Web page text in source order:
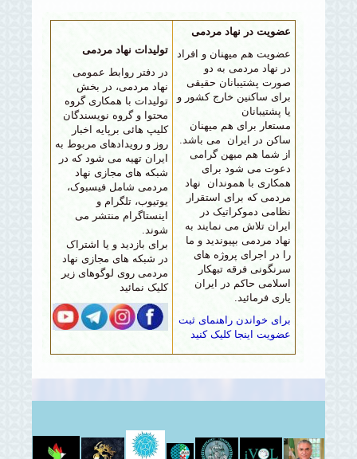
عضویت در نهاد مردمی
عضویت هم میهنان و افراد
در نهاد مردمی به دو
صورت پشتیبانان حقیقی
برای ساکنین خارج کشور و
یا پشتیبانان
مستعار برای هم میهنان
ساکن در ایران می باشد.
از شما هم میهن گرامی
دعوت می شود برای
همکاری با هموندان نهاد
مردمی که برای استقرار
نظامی دموکراتیک در
ایران تلاش می نمایند به
نهاد مردمی بپیوندید و ما
را در اجرای پروژه های
سرنگونی فرقه تبهکار
اسلامی حاکم در ایران
یاری فرمائید.
برای خواندن راهنمای ثبت
عضویت اینجا کلیک کنید
تولیدات نهاد مردمی
در دفتر روابط عمومی
نهاد مردمی، در بخش
تولیدات با همکاری گروه
محتوا و گروه نویسندگان
کلیپ هائی برپایه اخبار
روز و رویدادهای مربوط به
ایران تهیه می شود که در
شبکه های مجازی نهاد
مردمی شامل فیسبوک،
یوتیوب، تلگرام و
اینستاگرام منتشر می
شوند.
برای بازدید و یا اشتراک
در شبکه های مجازی نهاد
مردمی روی لوگوهای زیر
کلیک نمائید